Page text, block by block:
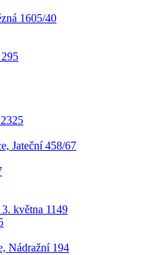
1605/40
Jateční 458/67
května 1149
Nádražní 194